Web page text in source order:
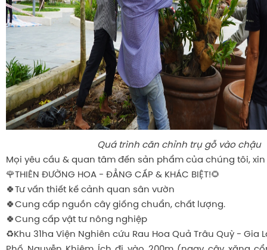
Quá trình căn chỉnh trụ gỗ vào chậu
Mọi yêu cầu & quan tâm đến sản phẩm của chúng tôi,
🌹THIÊN ĐƯỜNG HOA - ĐẲNG CẤP & KHÁC BIỆT!🌻
🍀Tư vấn thiết kế cảnh quan sân vườn
🍀Cung cấp nguồn cây giống chuẩn, chất lượng.
🍀Cung cấp vật tư nông nghiệp
♻️Khu 31ha Viện Nghiên cứu Rau Hoa Quả Trâu Quỳ - Gia